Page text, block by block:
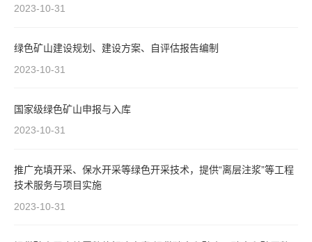
2023-10-31
绿色矿山建设规划、建设方案、自评估报告编制
2023-10-31
国家级绿色矿山申报与入库
2023-10-31
推广充填开采、保水开采等绿色开采技术，提供“离层注浆”等工程
技术服务与项目实施
2023-10-31